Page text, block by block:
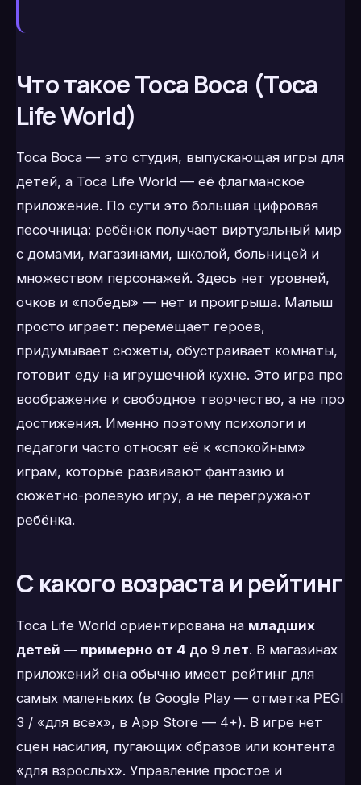
Что такое Toca Boca (Toca
Life World)
Toca Boca — это студия, выпускающая игры для
детей, а Toca Life World — её флагманское
приложение. По сути это большая цифровая
песочница: ребёнок получает виртуальный мир
с домами, магазинами, школой, больницей и
множеством персонажей. Здесь нет уровней,
очков и «победы» — нет и проигрыша. Малыш
просто играет: перемещает героев,
придумывает сюжеты, обустраивает комнаты,
готовит еду на игрушечной кухне. Это игра про
воображение и свободное творчество, а не про
достижения. Именно поэтому психологи и
педагоги часто относят её к «спокойным»
играм, которые развивают фантазию и
сюжетно-ролевую игру, а не перегружают
ребёнка.
С какого возраста и рейтинг
Toca Life World ориентирована на младших
детей — примерно от 4 до 9 лет. В магазинах
приложений она обычно имеет рейтинг для
самых маленьких (в Google Play — отметка PEGI
3 / «для всех», в App Store — 4+). В игре нет
сцен насилия, пугающих образов или контента
«для взрослых». Управление простое и